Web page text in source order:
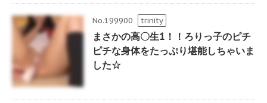
No.199900 trinity
まさかの高〇生1！！ろりっ子のピチ
ピチな身体をたっぷり堪能しちゃいま
した☆